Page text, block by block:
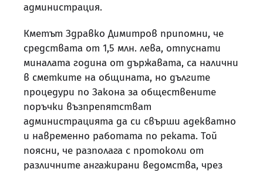
администрация.
Кметът Здравко Димитров припомни, че
средствата от 1,5 млн. лева, отпуснати
миналата година от държавата, са налични
в сметките на общината, но дългите
процедури по Закона за обществените
поръчки възпрепятстват
администрацията да си свърши адекватно
и навременно работата по реката. Той
поясни, че разполага с протоколи от
различните ангажирани ведомства, чрез